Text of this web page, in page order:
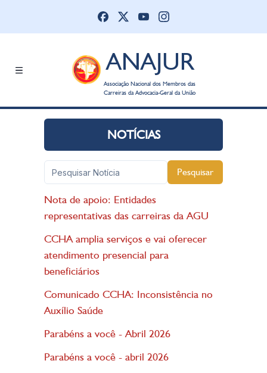
ANAJUR
Associação Nacional dos Membros das
Carreiras da Advocacia-Geral da União
NOTÍCIAS
Pesquisar
Nota de apoio: Entidades
representativas das carreiras da AGU
CCHA amplia serviços e vai oferecer
atendimento presencial para
beneficiários
Comunicado CCHA: Inconsistência no
Auxílio Saúde
Parabéns a você - Abril 2026
Parabéns a você - abril 2026